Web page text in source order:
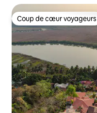
Coup de cœur voyageurs
Coup de cœur voyageurs